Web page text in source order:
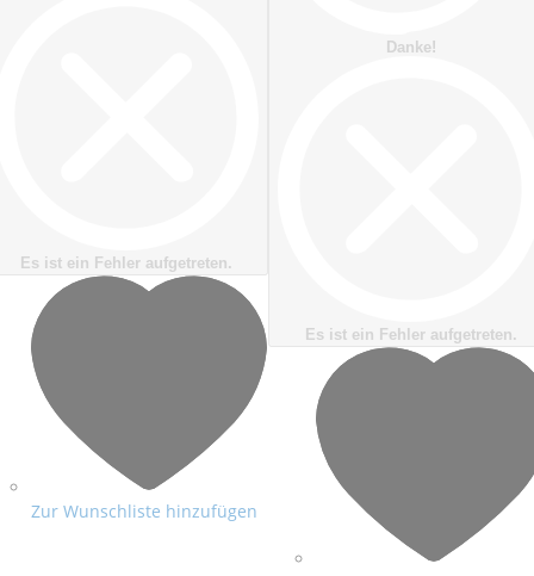
Es ist ein Fehler aufgetreten.
Zur Wunschliste hinzufügen
Danke!
Es ist ein Fehler aufgetreten.